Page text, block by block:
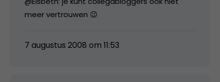
meer vertrouwen 😉
7 augustus 2008 om 11:53